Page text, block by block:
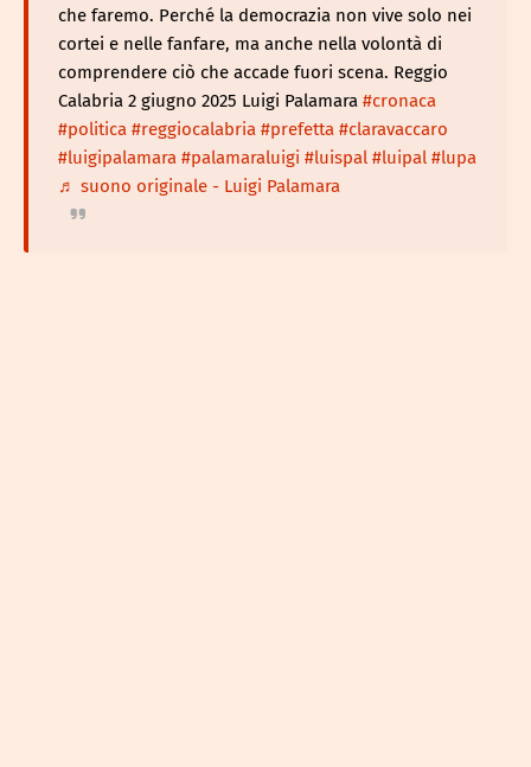
che faremo. Perché la democrazia non vive solo nei
cortei e nelle fanfare, ma anche nella volontà di
comprendere ciò che accade fuori scena. Reggio
Calabria 2 giugno 2025 Luigi Palamara #cronaca
#politica #reggiocalabria #prefetta #claravaccaro
#luigipalamara #palamaraluigi #luispal #luipal #lupa
♬ suono originale - Luigi Palamara